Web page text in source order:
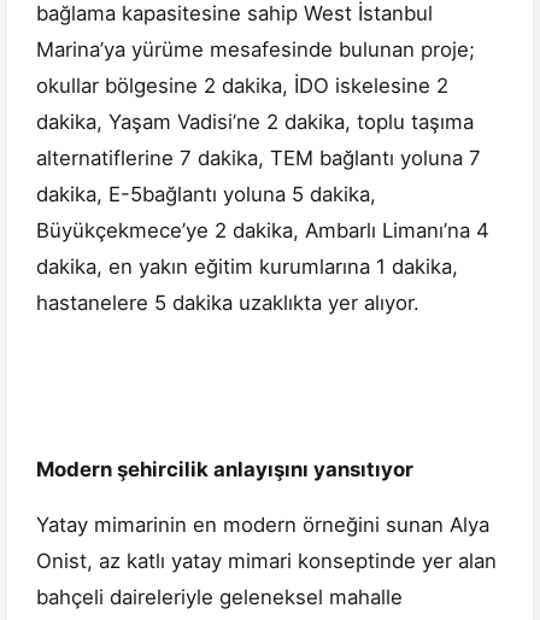
bağlama kapasitesine sahip West İstanbul
Marina’ya yürüme mesafesinde bulunan proje;
okullar bölgesine 2 dakika, İDO iskelesine 2
dakika, Yaşam Vadisi’ne 2 dakika, toplu taşıma
alternatiflerine 7 dakika, TEM bağlantı yoluna 7
dakika, E-5bağlantı yoluna 5 dakika,
Büyükçekmece’ye 2 dakika, Ambarlı Limanı’na 4
dakika, en yakın eğitim kurumlarına 1 dakika,
hastanelere 5 dakika uzaklıkta yer alıyor.
Modern şehircilik anlayışını yansıtıyor
Yatay mimarinin en modern örneğini sunan Alya
Onist, az katlı yatay mimari konseptinde yer alan
bahçeli daireleriyle geleneksel mahalle